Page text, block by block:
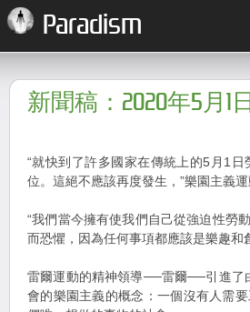
Paradism
新聞稿：2020年5月
“就快到了許多國家在傳統上的5月1
位。這絕不應該再度發生，”樂園主義
“我們當今擁有使我們自己從強迫性勞
而恐懼，因為任何事項都應該是樂趣和
雷爾運動的精神領導──雷爾──引進了
會的樂園主義的概念：一個沒有人需